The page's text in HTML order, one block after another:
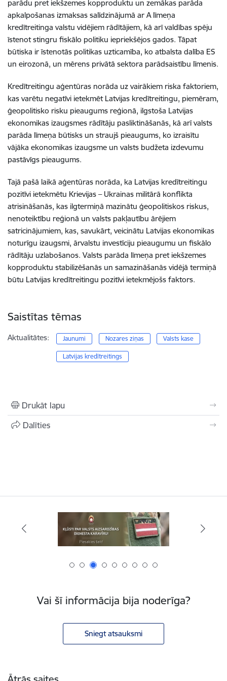
parādu pret iekšzemes kopproduktu un zemākas parāda
apkalpošanas izmaksas salīdzinājumā ar A līmeņa
kredītreitinga valstu vidējiem rādītājiem, kā arī valdības spēju
īstenot stingru fiskālo politiku iepriekšējos gados. Tāpat
būtiska ir īstenotās politikas uzticamība, ko atbalsta dalība ES
un eirozonā, un mērens privātā sektora parādsaistību līmenis.
Kredītreitingu aģentūras norāda uz vairākiem riska faktoriem,
kas varētu negatīvi ietekmēt Latvijas kredītreitingu, piemēram,
ģeopolitisko risku pieaugums reģionā, ilgstoša Latvijas
ekonomikas izaugsmes rādītāju pasliktināšanās, kā arī valsts
parāda līmeņa būtisks un straujš pieaugums, ko izraisītu
vājāka ekonomikas izaugsme un valsts budžeta izdevumu
pastāvīgs pieaugums.
Tajā pašā laikā aģentūras norāda, ka Latvijas kredītreitingu
pozitīvi ietekmētu Krievijas – Ukrainas militārā konflikta
atrisināšanās, kas ilgtermiņā mazinātu ģeopolitiskos riskus,
nenoteiktību reģionā un valsts pakļautību ārējiem
satricinājumiem, kas, savukārt, veicinātu Latvijas ekonomikas
noturīgu izaugsmi, ārvalstu investīciju pieaugumu un fiskālo
rādītāju uzlabošanos. Valsts parāda līmeņa pret iekšzemes
kopproduktu stabilizēšanās un samazināšanās vidējā termiņā
būtu Latvijas kredītreitingu pozitīvi ietekmējošs faktors.
Saistītas tēmas
Aktualitātes: Jaunumi Nozares ziņas Valsts kase
Latvijas kredītreitings
Drukāt lapu
Dalīties
Vai šī informācija bija noderīga?
Sniegt atsauksmi